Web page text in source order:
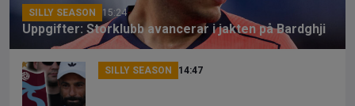
SILLY SEASON 15:24
Uppgifter: Storklubb avancerar i jakten på Bardghji
SILLY SEASON 14:47